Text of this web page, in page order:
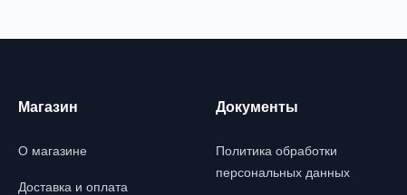
Магазин
О магазине
Доставка и оплата
Документы
Политика обработки
персональных данных